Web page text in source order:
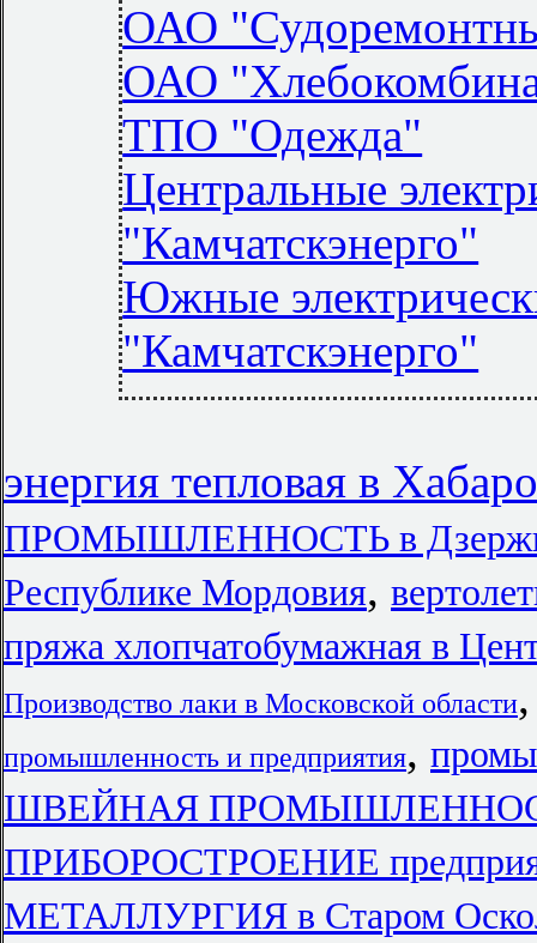
ОАО
ОАО
ТПО "Одежда"
Центральные
"Камчатскэнерго"
Южные
"Камчатскэнерго"
энергия тепловая в
ПРОМЫШЛЕННОСТЬ в
Республике Мордовия,
пряжа хлопчатобумажная в
Производство лаки в Московской области
промышленность и предприятия,
ШВЕЙНАЯ
ПРИБОРОСТРОЕНИЕ
МЕТАЛЛУРГИЯ в Старом